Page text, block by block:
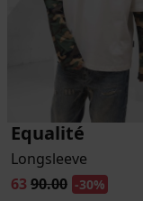
Equalité
Longsleeve
63 90.00 -30%